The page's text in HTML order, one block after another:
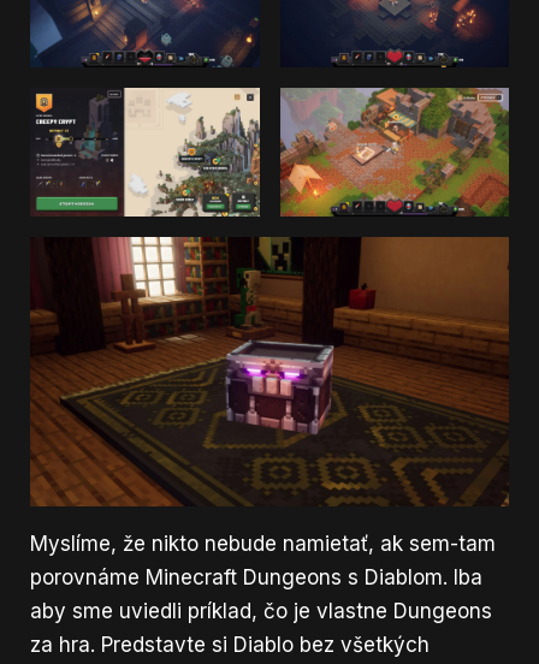
Myslíme, že nikto nebude namietať, ak sem-tam
porovnáme Minecraft Dungeons s Diablom. Iba
aby sme uviedli príklad, čo je vlastne Dungeons
za hra. Predstavte si Diablo bez všetkých